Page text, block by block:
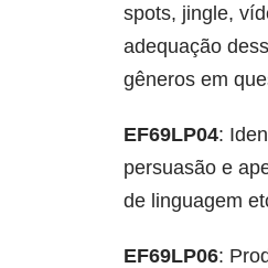
spots, jingle,
adequação
gêneros em
EF69LP04:
persuasão e
de linguagem
EF69LP06: